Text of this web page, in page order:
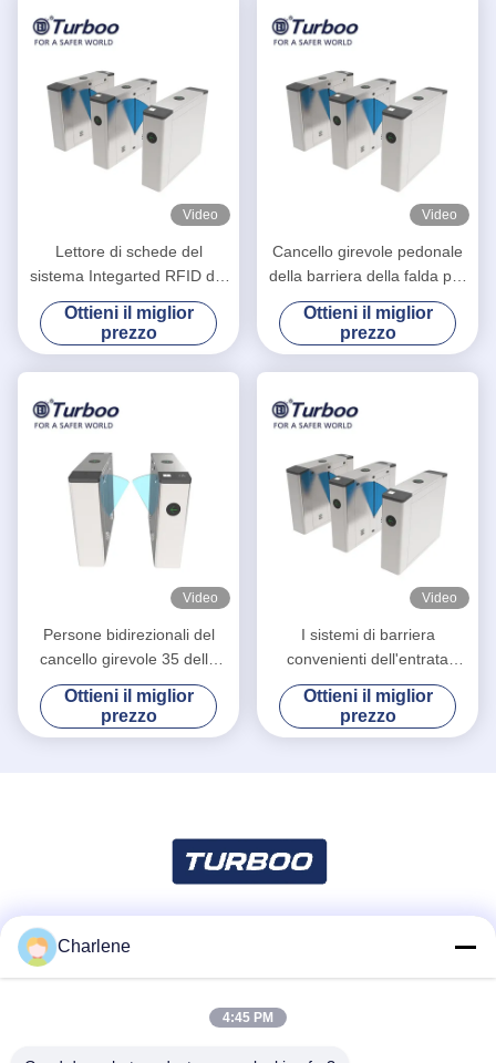
Video
Lettore di schede del
sistema Integarted RFID del
controllo di accesso del
portone della barriera della
falda ed analizzatore di QR
Ottieni il miglior
prezzo
Video
Cancello girevole pedonale
della barriera della falda per
gestione della sicurezza
dell'interno ed all'aperto
Ottieni il miglior
prezzo
Video
Persone bidirezionali del
cancello girevole 35 della
barriera della falda/velocità
minima di transito
Ottieni il miglior
prezzo
Video
I sistemi di barriera
convenienti dell'entrata
agitano il portone del
cancello girevole
Ottieni il miglior
prezzo
Charlene
4:45 PM